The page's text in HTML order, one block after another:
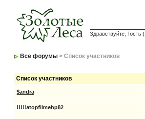
Здравствуйте, Гость (
Все форумы > Список участников
Список участников
$andra
!!!!!atopfilmehp82